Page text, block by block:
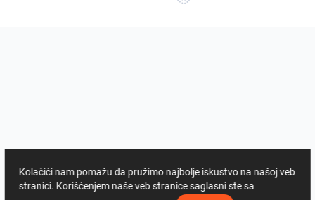
Kolačići nam pomažu da pružimo najbolje iskustvo na našoj veb
stranici. Korišćenjem naše veb stranice saglasni ste sa